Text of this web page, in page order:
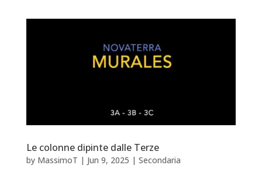
Le colonne dipinte dalle Terze
by MassimoT | Jun 9, 2025 | Secondaria